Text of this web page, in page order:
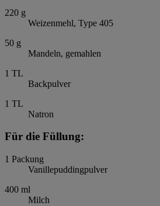
220 g
Weizenmehl, Type 405
50 g
Mandeln, gemahlen
1 TL
Backpulver
1 TL
Natron
Für die Füllung:
1 Packung
Vanillepuddingpulver
400 ml
Milch